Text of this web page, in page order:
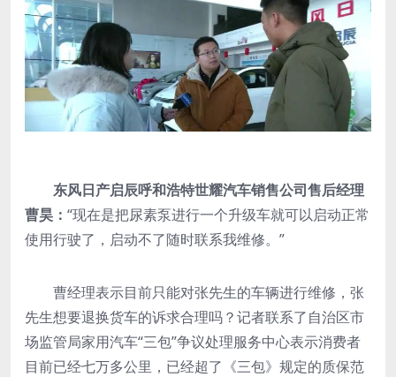
东风日产启辰呼和浩特世耀汽车销售公司售后经理
曹昊： “现在是把尿素泵进行一个升级车就可以启动正常
使用行驶了，启动不了随时联系我维修。”
曹经理表示目前只能对张先生的车辆进行维修，张
先生想要退换货车的诉求合理吗？记者联系了自治区市
场监管局家用汽车“三包”争议处理服务中心表示消费者
目前已经七万多公里，已经超了《三包》规定的质保范